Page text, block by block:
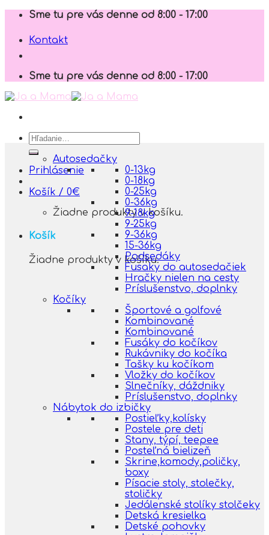
Skip
content
Sme tu pre vás denne od 8:00 - 17:00
Kontakt
Sme tu pre vás denne od 8:00 - 17:00
Hľadať:
Prihlásenie
Košík / 0€
Žiadne produkty v košíku.
Košík
Žiadne produkty v košíku.
Autosedačky
0-13kg
0-18kg
0-25kg
0-36kg
9-18kg
9-25kg
9-36kg
15-36kg
Podsedáky
Fusaky do autosedačiek
Hračky nielen na cesty
Príslušenstvo, doplnky
Kočíky
Športové a golfové
Kombinované
Kombinované
Fusáky do kočíkov
Rukávniky do kočíka
Tašky ku kočíkom
Vložky do kočíkov
Slnečníky, dáždniky
Príslušenstvo, doplnky
Nábytok do izbičky
Postieľky,kolísky
Postele pre deti
Stany, týpí, teepee
Posteľná bielizeň
Skrine,komody,poličky,
boxy
Písacie stoly, stolečky,
stoličky
Jedálenské stolíky stolčeky
Detská kresielka
Detské pohovky